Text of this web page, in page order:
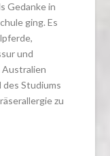
Gedanke in
ging. Es
und
Studiums
zu